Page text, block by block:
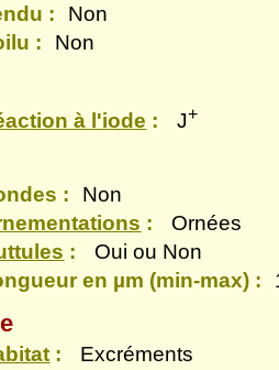
:
Non
:
Non
à l'iode : J+
:
Non
:
Ornées
:
Oui ou Non
en µm (min-max) :
:
Excréments